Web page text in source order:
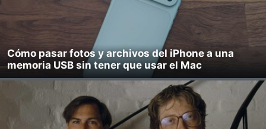
Cómo pasar fotos y archivos del iPhone a una
memoria USB sin tener que usar el Mac